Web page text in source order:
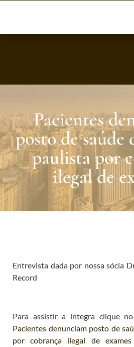
Pacientes
posto de
paulista por
ilegal de
Entrevista dada por nossa sócia
Record
Para assistir a íntegra clique
Pacientes denunciam posto de
por cobrança ilegal de